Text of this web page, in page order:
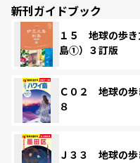
新刊ガイドブック
１５ 地球の歩
島①）３訂版
Ｃ０２ 地球の
８
Ｊ３３ 地球の